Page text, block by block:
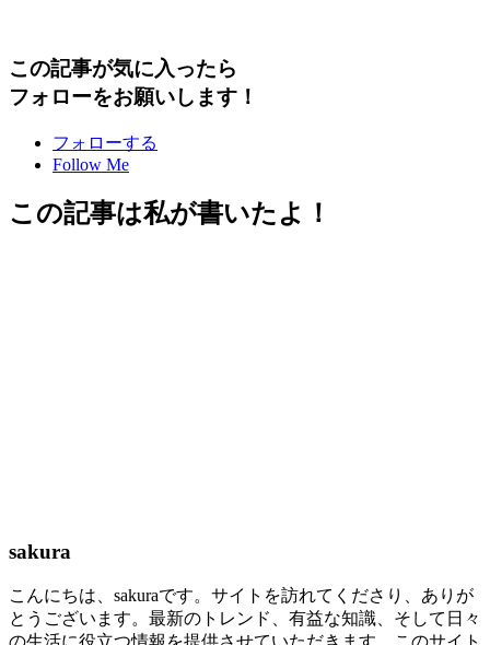
この記事が気に入ったら
フォローをお願いします！
フォローする
Follow Me
この記事は私が書いたよ！
sakura
こんにちは、sakuraです。サイトを訪れてくださり、ありが
とうございます。最新のトレンド、有益な知識、そして日々
の生活に役立つ情報を提供させていただきます。このサイト